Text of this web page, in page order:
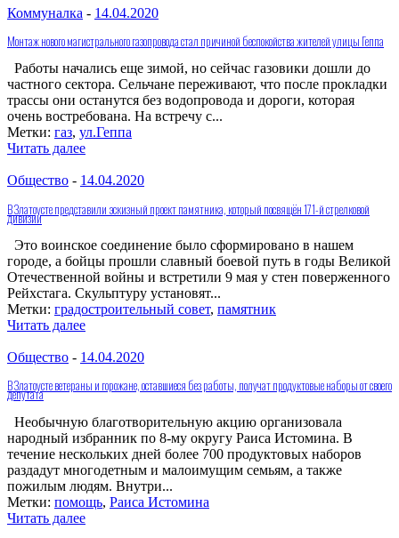
Коммуналка - 14.04.2020
Монтаж нового магистрального газопровода стал причиной беспокойства жителей улицы Геппа
Работы начались еще зимой, но сейчас газовики дошли до
частного сектора. Сельчане переживают, что после прокладки
трассы они останутся без водопровода и дороги, которая
очень востребована. На встречу с...
Метки: газ, ул.Геппа
Читать далее
Общество - 14.04.2020
В Златоусте представили эскизный проект памятника, который посвящён 171-й стрелковой
дивизии
Это воинское соединение было сформировано в нашем
городе, а бойцы прошли славный боевой путь в годы Великой
Отечественной войны и встретили 9 мая у стен поверженного
Рейхстага. Скульптуру установят...
Метки: градостроительный совет, памятник
Читать далее
Общество - 14.04.2020
В Златоусте ветераны и горожане, оставшиеся без работы, получат продуктовые наборы от своего
депутата
Необычную благотворительную акцию организовала
народный избранник по 8-му округу Раиса Истомина. В
течение нескольких дней более 700 продуктовых наборов
раздадут многодетным и малоимущим семьям, а также
пожилым людям. Внутри...
Метки: помощь, Раиса Истомина
Читать далее